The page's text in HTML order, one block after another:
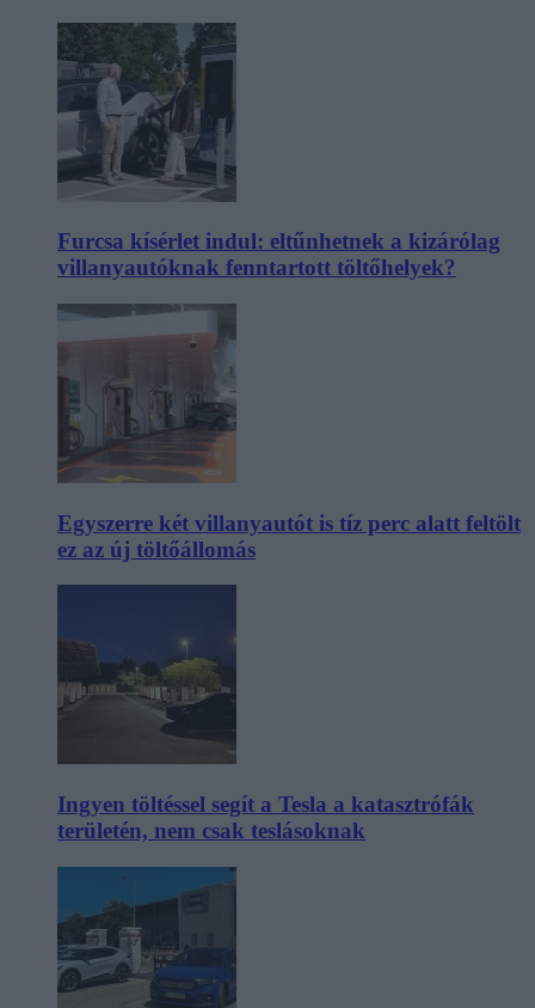
Furcsa kísérlet indul: eltűnhetnek a kizárólag
villanyautóknak fenntartott töltőhelyek?
Egyszerre két villanyautót is tíz perc alatt feltölt
ez az új töltőállomás
Ingyen töltéssel segít a Tesla a katasztrófák
területén, nem csak teslásoknak